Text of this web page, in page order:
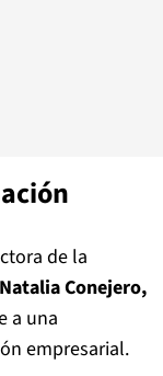
de la
Natalia Conejero,
a una
empresarial.